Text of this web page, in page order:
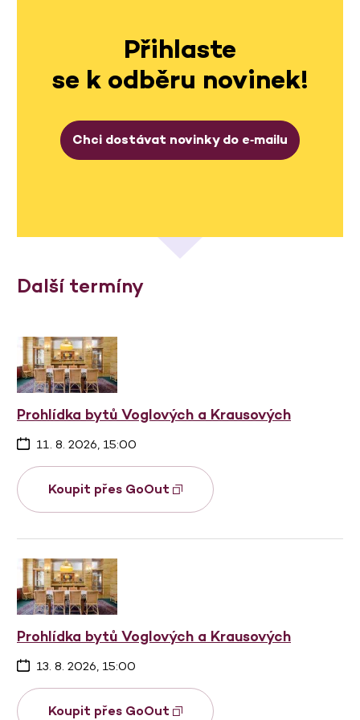
Přihlaste
se k odběru novinek!
Chci dostávat novinky do e‑mailu
Další termíny
Prohlídka bytů Voglových a Krausových
11. 8. 2026, 15:00
Koupit přes GoOut
Prohlídka bytů Voglových a Krausových
13. 8. 2026, 15:00
Koupit přes GoOut